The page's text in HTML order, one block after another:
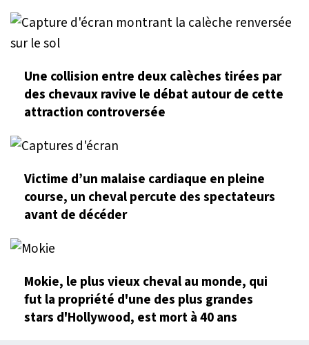
Une collision entre deux calèches tirées par
des chevaux ravive le débat autour de cette
attraction controversée
Victime d’un malaise cardiaque en pleine
course, un cheval percute des spectateurs
avant de décéder
Mokie, le plus vieux cheval au monde, qui
fut la propriété d'une des plus grandes
stars d'Hollywood, est mort à 40 ans